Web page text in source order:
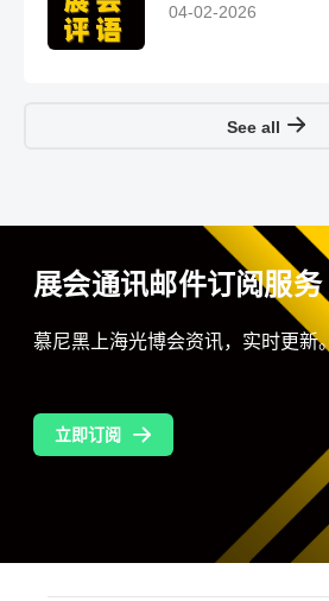
04-02-2026
See all
展会通讯邮件订阅服务
慕尼黑上海光博会资讯，实时更新。
立即订阅